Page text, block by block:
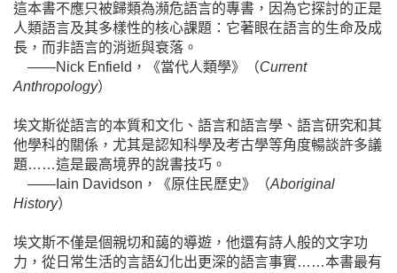
這本書不應只被歸類為瀕危語言的專書，因為它探討的正是
人類語言及其多樣性的核心課題：它著眼在語言的生命及成
長，而非語言的消逝與衰落。
——Nick Enfield，《當代人類學》（Current
Anthropology）
埃文斯從語言的本質和文化、語言和語言學、語言研究和其
他學科的關係，尤其是認知科學及考古學等角度暢談許多議
題……這是最高境界的說書技巧。
——Iain Davidson，《原住民歷史》（Aboriginal
History）
埃文斯不僅是個親切和藹的導遊，他還有詩人般的文字功
力，從日常生活的言語幻化出更深的語言事實……本書最有